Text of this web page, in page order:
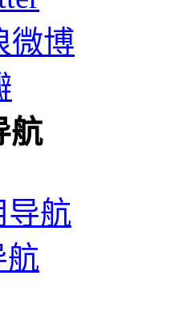
微博
航
导航
航